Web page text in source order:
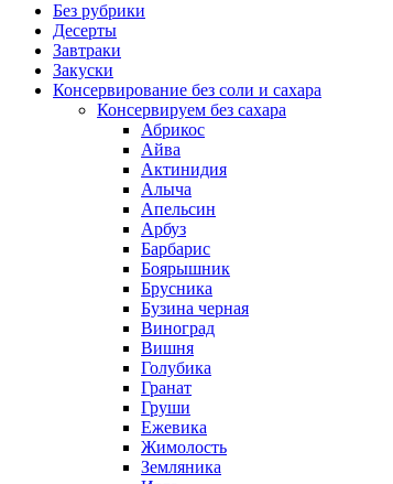
Без рубрики
Десерты
Завтраки
Закуски
Консервирование без соли и сахара
Консервируем без сахара
Абрикос
Айва
Актинидия
Алыча
Апельсин
Арбуз
Барбарис
Боярышник
Брусника
Бузина черная
Виноград
Вишня
Голубика
Гранат
Груши
Ежевика
Жимолость
Земляника